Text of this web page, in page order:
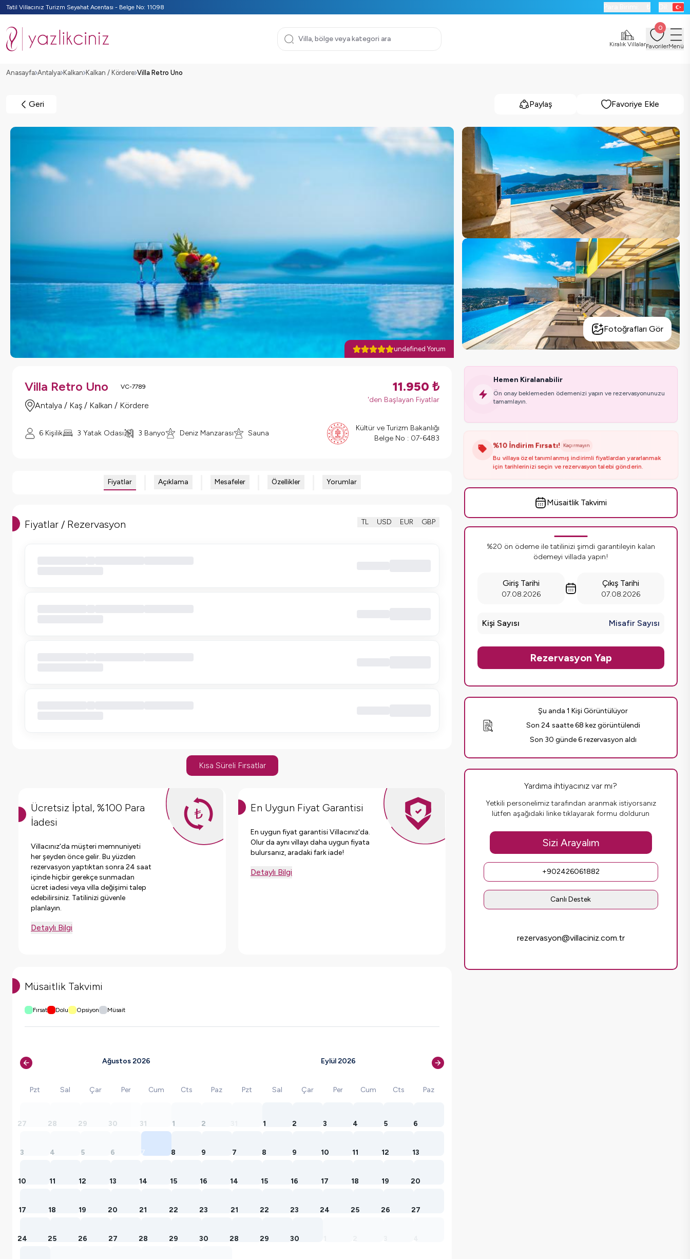
Tatil Villacınız Turizm Seyahat Acentası - Belge No: 11098
Kiralık Villalar
0
FavorilerMenü
Anasayfa Antalya Kalkan Kalkan / Kördere Villa Retro Uno
Geri Paylaş Favoriye Ekle
undefined Yorum
Fotoğrafları Gör
Villa Retro Uno VC-7789
Antalya / Kaş / Kalkan / Kördere
11.950 ₺
'den Başlayan Fiyatlar
6 Kişilik 3 Yatak Odası 3 Banyo Deniz Manzarası Sauna
Kültür ve Turizm Bakanlığı
Belge No : 07-6483
Fiyatlar Açıklama Mesafeler Özellikler Yorumlar
Fiyatlar / Rezervasyon TL USD EUR GBP
Kısa Süreli Fırsatlar
Ücretsiz İptal, %100 Para
İadesi
Villacınız'da müşteri memnuniyeti
her şeyden önce gelir. Bu yüzden
rezervasyon yaptıktan sonra 24 saat
içinde hiçbir gerekçe sunmadan
ücret iadesi veya villa değişimi talep
edebilirsiniz. Tatilinizi güvenle
planlayın.
Detaylı Bilgi
En Uygun Fiyat Garantisi
En uygun fiyat garantisi Villacınız'da.
Olur da aynı villayı daha uygun fiyata
bulursanız, aradaki fark iade!
Detaylı Bilgi
Müsaitlik Takvimi
Fırsat Dolu Opsiyon Müsait
Ağustos 2026
Pzt Sal Çar Per Cum Cts Paz
27 28 29 30 31 1 2
3 4 5 6 7 8 9
10 11 12 13 14 15 16
17 18 19 20 21 22 23
24 25 26 27 28 29 30
Eylül 2026
Pzt Sal Çar Per Cum Cts Paz
1 2 3 4 5 6
7 8 9 10 11 12 13
14 15 16 17 18 19 20
21 22 23 24 25 26 27
28 29 30
Hemen Kiralanabilir
Ön onay beklemeden ödemenizi yapın ve rezervasyonunuzu
tamamlayın.
%10 İndirim Fırsatı! Kaçırmayın
Bu villaya özel tanımlanmış indirimli fiyatlardan yararlanmak
için tarihlerinizi seçin ve rezervasyon talebi gönderin.
Müsaitlik Takvimi
%20 ön ödeme ile tatilinizi şimdi garantileyin kalan
ödemeyi villada yapın!
Giriş Tarihi
07.08.2026
Çıkış Tarihi
07.08.2026
Kişi Sayısı Misafir Sayısı
Rezervasyon Yap
Şu anda 1 Kişi Görüntülüyor
Son 24 saatte 68 kez görüntülendi
Son 30 günde 6 rezervasyon aldı
Yardıma ihtiyacınız var mı?
Yetkili personelimiz tarafından aranmak istiyorsanız
lütfen aşağıdaki linke tıklayarak formu doldurun
Sizi Arayalım
+902426061882
Canlı Destek
rezervasyon@villaciniz.com.tr